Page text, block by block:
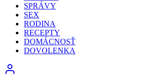
SPRÁVY
SEX
RODINA
RECEPTY
DOMÁCNOSŤ
DOVOLENKA